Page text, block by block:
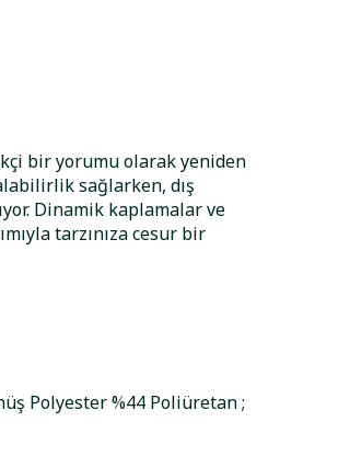
bir yorumu olarak yeniden
sağlarken, dış
Dinamik kaplamalar ve
tarzınıza cesur bir
Polyester %44 Poliüretan ;